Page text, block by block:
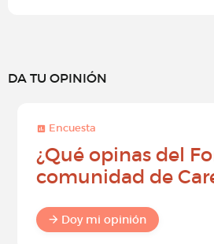
DA TU OPINIÓN
Encuesta
¿Qué opinas del
comunidad de
Doy mi opinión